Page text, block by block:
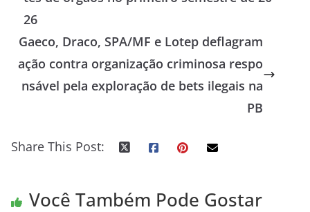
26
Gaeco, Draco, SPA/MF e Lotep deflagram
ação contra organização criminosa respo
nsável pela exploração de bets ilegais na
PB
Share This Post:
Você Também Pode Gostar